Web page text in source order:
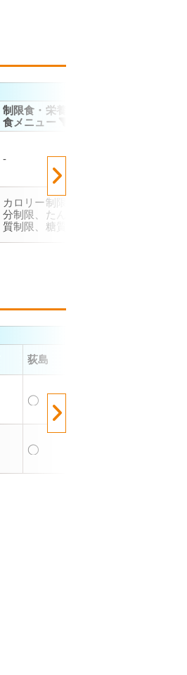
制限食・栄養調整
食メニュー
-
カロリー制限、塩
分制限、たんぱく
質制限、糖質制限
荻島
◯
◯